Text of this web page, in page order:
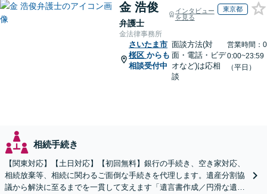
金 浩俊
弁護士
インタビュー
を見る
東京都
金法律事務所
さいたま市
桜区 からも
相談受付中
面談方法(対
面・電話・ビデ
オなど)は応相
談
営業時間：0
0:00~23:59
（平日）
相続手続き
【関東対応】【土日対応】【初回無料】銀行の手続き、空き家対応、
相続放棄等、相続に関わるご面倒な手続きを代理します。遺産分割協
議から解決に至るまでを一貫して支えます「遺言書作成／円滑な遺産